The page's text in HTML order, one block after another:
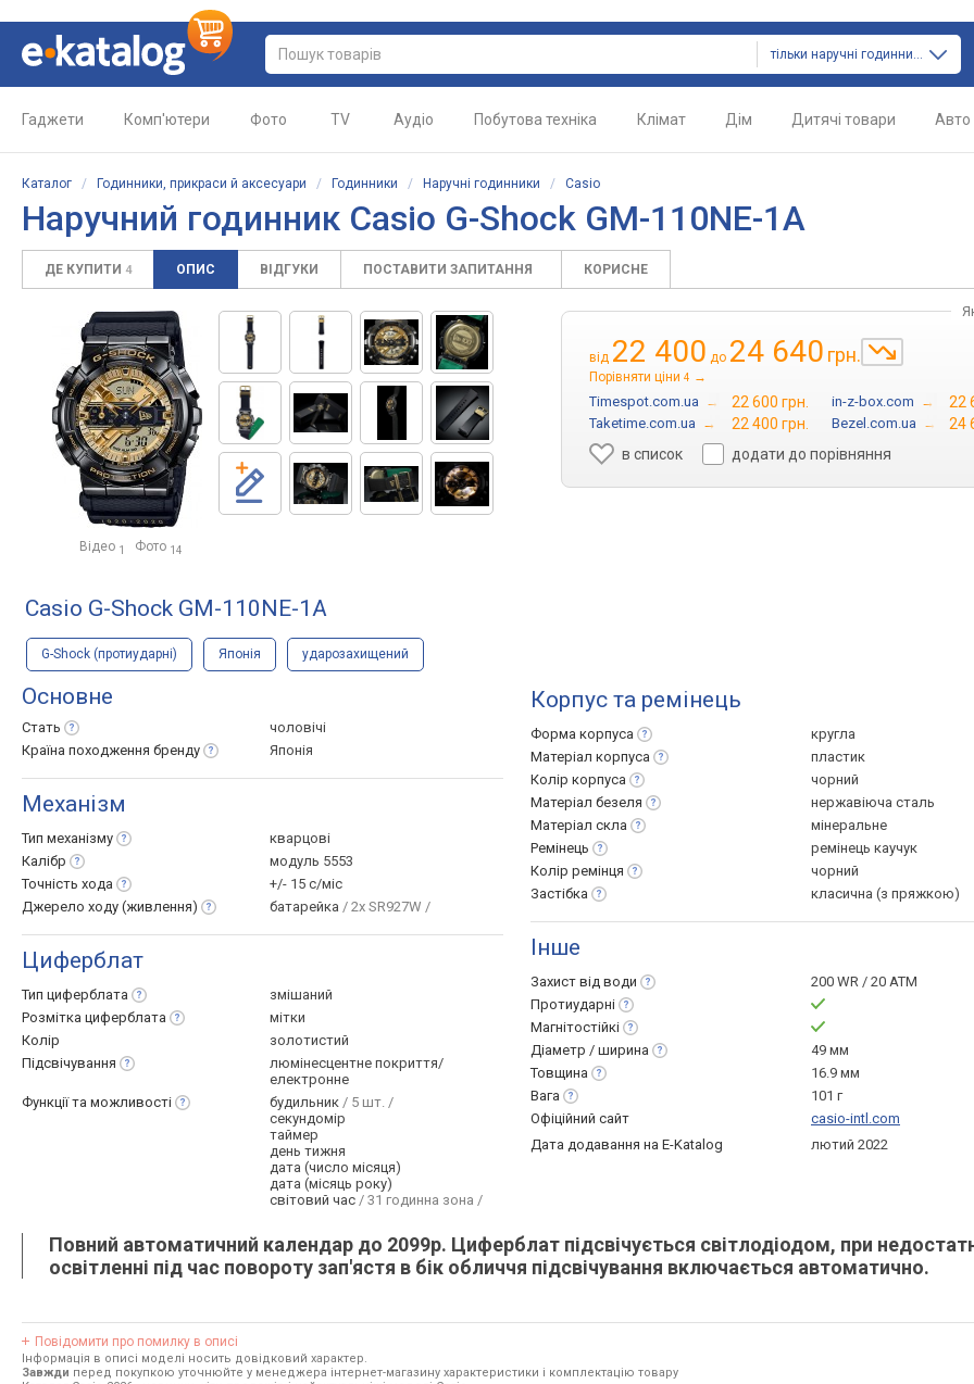
тільки наручні годинники
Гаджети Комп'ютери Фото TV Аудіо Побутова техніка Клімат Дім Дитячі товари Авто
Каталог / Годинники, прикраси й аксесуари / Годинники / Наручні годинники / Casio
Наручний годинник Casio G-Shock GM-110NE-1A
ДЕ КУПИТИ 4 ОПИС ВІДГУКИ ПОСТАВИТИ ЗАПИТАННЯ КОРИСНЕ
Відео 1 Фото 14
від 22 400 до 24 640 грн.
Порівняти ціни 4 →
Timespot.com.ua → 22 600 грн. in-z-box.com → 22
Taketime.com.ua → 22 400 грн. Bezel.com.ua →
24
в список
додати до порівняння
Casio G-Shock GM-110NE-1A
G-Shock (протиударні) Японія ударозахищений
Основне
Стать
чоловічі
Країна походження бренду Японія
Механізм
Тип механізму
кварцові
Калібр
модуль 5553
Точність хода
+/- 15 с/міс
Джерело ходу (живлення) батарейка / 2x SR927W /
Циферблат
Тип циферблата
змішаний
Розмітка циферблата
мітки
Колір
золотистий
Підсвічування
люмінесцентне покриття/
електронне
Функції та можливості будильник / 5 шт. /
секундомір
таймер
день тижня
дата (число місяця)
дата (місяць року)
світовий час / 31 годинна зона /
Корпус та ремінець
Форма корпуса
кругла
Матеріал корпуса
пластик
Колір корпуса
чорний
Матеріал безеля
нержавіюча сталь
Матеріал скла
мінеральне
Ремінець
ремінець каучук
Колір ремінця
чорний
Застібка
класична (з пряжкою)
Інше
Захист від води
200 WR / 20 ATM
Протиударні
Магнітостійкі
Діаметр / ширина
49 мм
Товщина
16.9 мм
Вага
101 г
Офіційний сайт
casio-intl.com
Дата додавання на E-Katalog
лютий 2022
Повний автоматичний календар до 2099р. Циферблат підсвічується світлодіодом, при
освітленні під час повороту зап'ястя в бік обличчя підсвічування включається автоматично.
Повідомити про помилку в описі
Інформація в описі моделі носить довідковий характер.
Завжди перед покупкою уточнюйте у менеджера інтернет-магазину характеристики і комплектацію товару